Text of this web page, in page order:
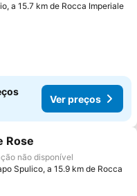
a 15.7 km de Rocca Imperiale
Ver preços
aos favoritos
Rose
não disponível
Spulico, a 15.9 km de Rocca